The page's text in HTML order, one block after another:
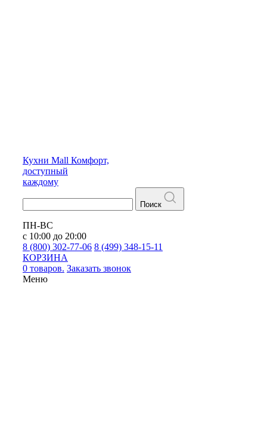
Кухни Mall Комфорт,
доступный
каждому
Поиск
ПН-ВС
с 10:00 до 20:00
8 (800) 302-77-06 8 (499) 348-15-11
КОРЗИНА
0 товаров. Заказать звонок
Меню